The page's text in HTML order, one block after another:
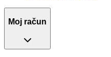
Moj račun